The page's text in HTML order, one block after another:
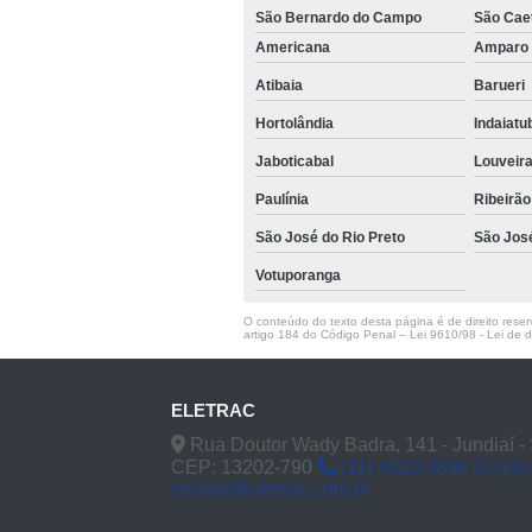
São Bernardo do Campo São
Americana
Amparo
Atibaia Barueri
Hortolândia
Jaboticabal Louveira
Paulínia
São José do Rio Preto São
Votuporanga
O conteúdo do texto desta página é de direito
artigo 184 do Código Penal – Lei 9610/98 - Lei de
ELETRAC
Rua Doutor Wady Badra, 141 - Jundiaí -
CEP: 13202-790
(11) 4523-3890
(11)
vendas@eletrac.com.br